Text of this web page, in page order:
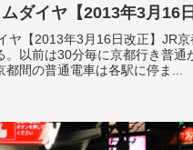
ダイヤ【2013年3月16日
ヤ【2013年3月16日改正】JR
。以前は30分毎に京都行き普
都間の普通電車は各駅に停ま...